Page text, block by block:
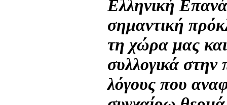
Ελληνική
σημαντική
τη χώρα μας
συλλογικά στην
λόγους που